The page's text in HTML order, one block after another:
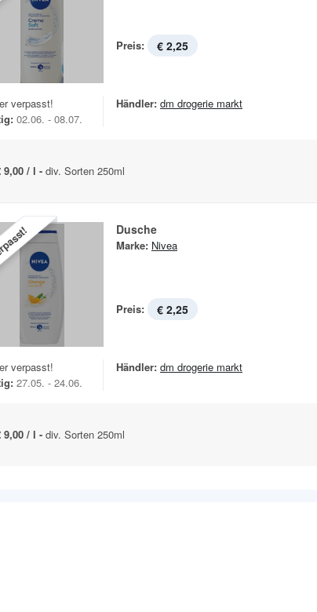
Preis: € 2,25
verpasst!
02.06. - 08.07.
Händler: dm drogerie markt
9,00 / l - div. Sorten 250ml
Dusche
Marke: Nivea
Preis: € 2,25
verpasst!
27.05. - 24.06.
Händler: dm drogerie markt
9,00 / l - div. Sorten 250ml